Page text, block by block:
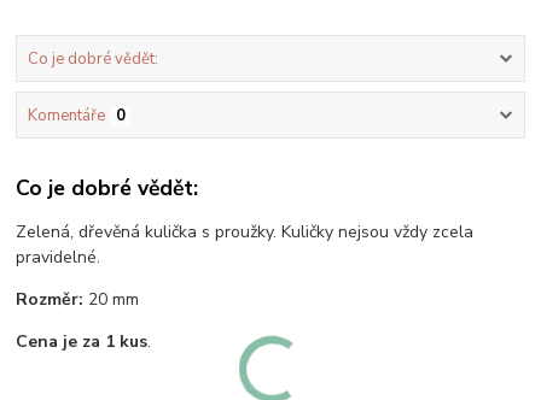
Co je dobré vědět:
Komentáře 0
Co je dobré vědět:
Zelená, dřevěná kulička s proužky. Kuličky nejsou vždy zcela
pravidelné.
Rozměr: 20 mm
Cena je za 1 kus.